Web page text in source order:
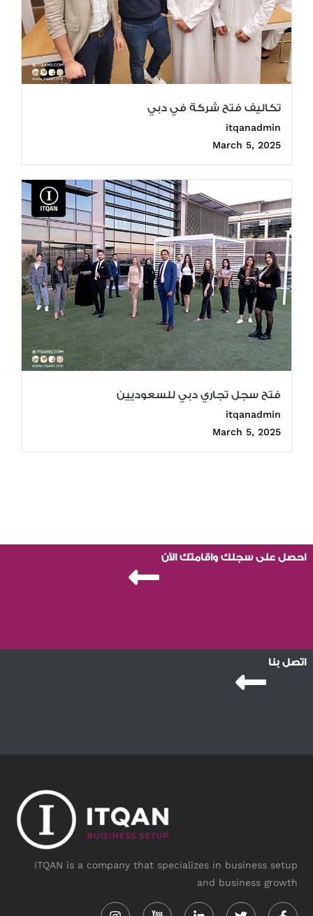
تكاليف فتح شركة في دبي
itqanadmin
March 5, 2025
فتح سجل تجاري دبي للسعوديين
itqanadmin
March 5, 2025
احصل على سجلك واقامتك الآن
اتصل بنا
ITQAN is a company that specializes in business setup
and business growth
in f